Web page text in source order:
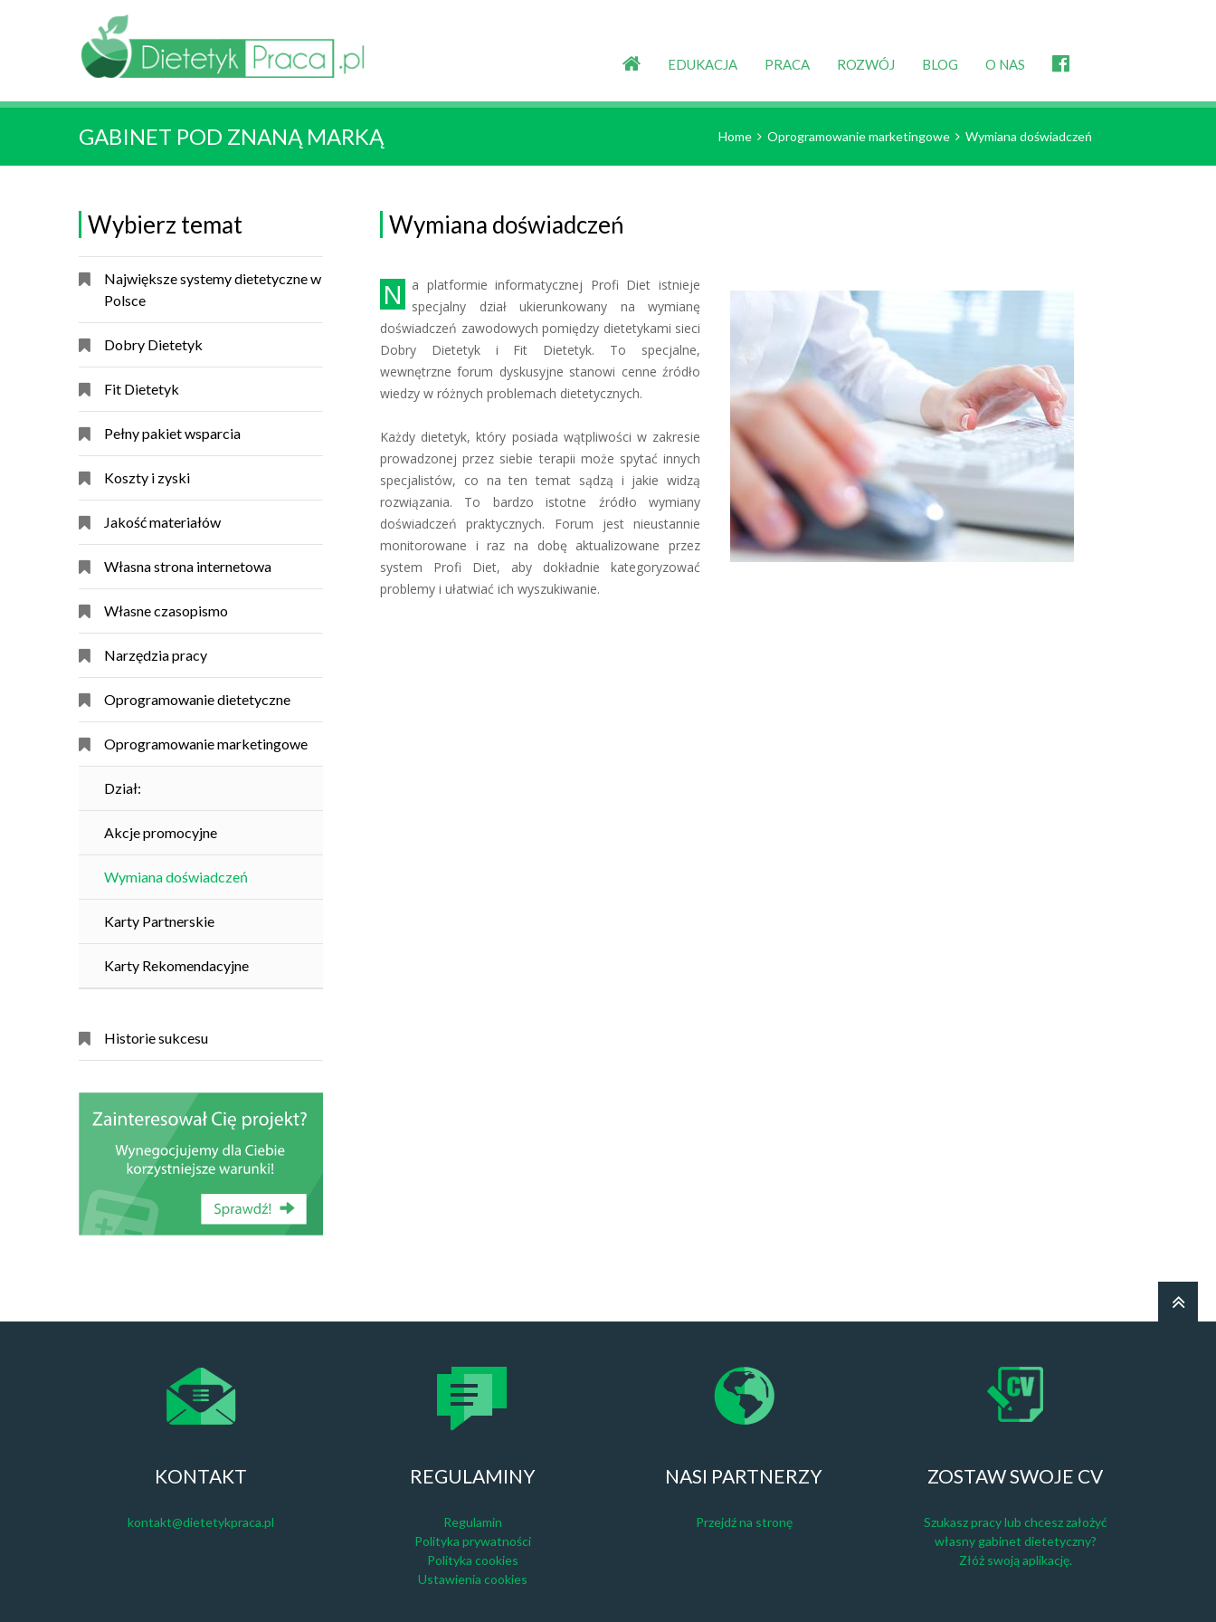
EDUKACJA PRACA ROZWÓJ BLOG O NAS
GABINET POD ZNANĄ MARKĄ Home Oprogramowanie marketingowe Wymiana doświadczeń
Wybierz temat
Największe systemy dietetyczne w
Polsce
Dobry Dietetyk
Fit Dietetyk
Pełny pakiet wsparcia
Koszty i zyski
Jakość materiałów
Własna strona internetowa
Własne czasopismo
Narzędzia pracy
Oprogramowanie dietetyczne
Oprogramowanie marketingowe
Dział:
Akcje promocyjne
Wymiana doświadczeń
Karty Partnerskie
Karty Rekomendacyjne
Historie sukcesu
Wymiana doświadczeń
Na platformie informatycznej Profi Diet istnieje
specjalny dział ukierunkowany na wymianę
doświadczeń zawodowych pomiędzy dietetykami sieci
Dobry Dietetyk i Fit Dietetyk. To specjalne,
wewnętrzne forum dyskusyjne stanowi cenne źródło
wiedzy w różnych problemach dietetycznych.
Każdy dietetyk, który posiada wątpliwości w zakresie
prowadzonej przez siebie terapii może spytać innych
specjalistów, co na ten temat sądzą i jakie widzą
rozwiązania. To bardzo istotne źródło wymiany
doświadczeń praktycznych. Forum jest nieustannie
monitorowane i raz na dobę aktualizowane przez
system Profi Diet, aby dokładnie kategoryzować
problemy i ułatwiać ich wyszukiwanie.
KONTAKT
kontakt@dietetykpraca.pl
REGULAMINY
Regulamin
Polityka prywatności
Polityka cookies
Ustawienia cookies
NASI PARTNERZY
Przejdź na stronę
ZOSTAW SWOJE CV
Szukasz pracy lub chcesz założyć
własny gabinet dietetyczny?
Złóż swoją aplikację.